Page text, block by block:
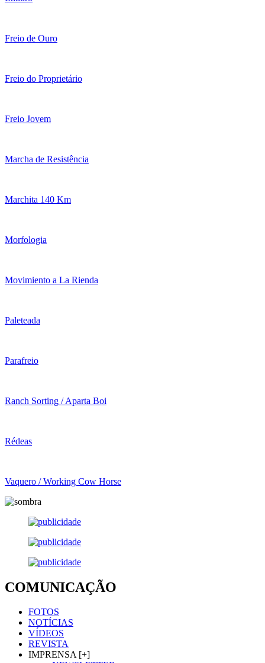
Freio de Ouro
Freio do Proprietário
Freio Jovem
Marcha de Resistência
Marchita 140 Km
Morfologia
Movimiento a La Rienda
Paleteada
Parafreio
Ranch Sorting / Aparta Boi
Rédeas
Vaquero / Working Cow Horse
COMUNICAÇÃO
FOTOS
NOTÍCIAS
VÍDEOS
REVISTA
IMPRENSA [+]